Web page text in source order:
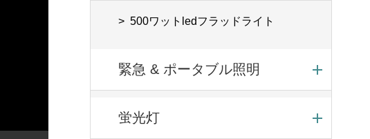
500ワットledフラッドライト
緊急 & ポータブル照明
蛍光灯